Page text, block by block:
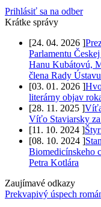
Prihlásiť sa na odber
Krátke správy
[24. 04. 2026 ]
Parlamentu
Hanu Kubátovú,
člena Rady
[03. 01. 2026 ]
literárny objav
[28. 11. 2025 ]
Víťo Staviarsky
[11. 10. 2024 ]
[08. 10. 2024 ]
Biomedicínskeho
Petra Kotlára
Zaujímavé odkazy
Prekvapivý úspech